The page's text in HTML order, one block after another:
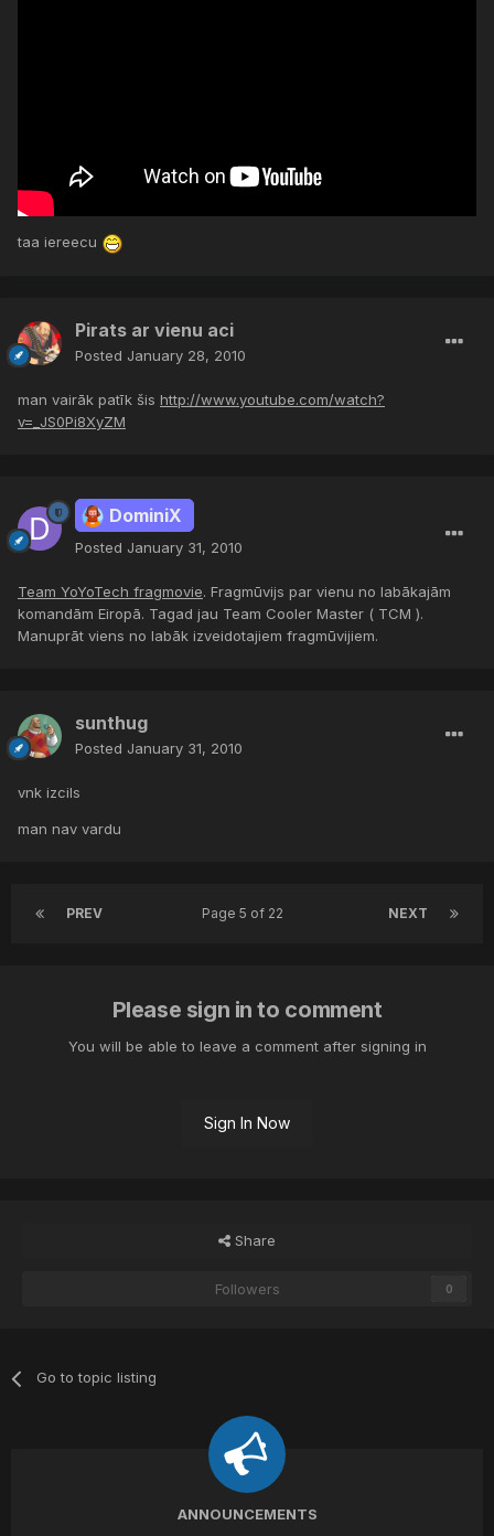
taa iereecu
Pirats ar vienu aci
Posted January 28, 2010
man vairāk patīk šis http://www.youtube.com/watch?
v=_JS0Pi8XyZM
DominiX
Posted January 31, 2010
Team YoYoTech fragmovie. Fragmūvijs par vienu no labākajām
komandām Eiropā. Tagad jau Team Cooler Master ( TCM ).
Manuprāt viens no labāk izveidotajiem fragmūvijiem.
sunthug
Posted January 31, 2010
vnk izcils
man nav vardu
PREV NEXT
Page 5 of 22
Please sign in to comment
You will be able to leave a comment after signing in
Sign In Now
Share
Followers 0
Go to topic listing
ANNOUNCEMENTS